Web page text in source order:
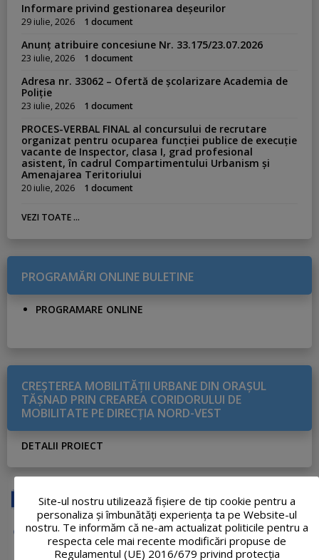
Informare privind gestionarea deșeurilor
29 iulie, 2026 1 document
Anunț atribuire concesiune Nr. 33.175/23.07.2026
23 iulie, 2026 1 document
Adresa nr. 33062 – Ofertă de școlarizare Academia de
Poliție
23 iulie, 2026 1 document
PROCES-VERBAL FINAL al concursului de recrutare
organizat pentru ocuparea funcției publice de execuție
vacante de Inspector, clasa I, grad profesional
asistent, în cadrul Compartimentului Urbanism și
Amenajarea Teritoriului
20 iulie, 2026 1 document
VEZI TOATE ...
PROGRAMĂRI ONLINE BULETINE
PROGRAMARE ONLINE
CREŞTEREA MOBILITĂŢII URBANE DIN ORAŞUL
TĂŞNAD PRIN CREAREA CORIDORULUI DE
MOBILITATE PE DIRECŢIA NORD-VEST
DETALII PROIECT
Site-ul nostru utilizează fişiere de tip cookie pentru a
personaliza și îmbunătăți experiența ta pe Website-ul
nostru. Te informăm că ne-am actualizat politicile pentru a
respecta cele mai recente modificări propuse de
Regulamentul (UE) 2016/679 privind protecția